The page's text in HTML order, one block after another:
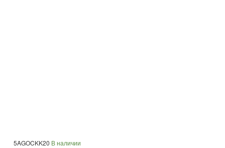
5AGOCKK20 В наличии